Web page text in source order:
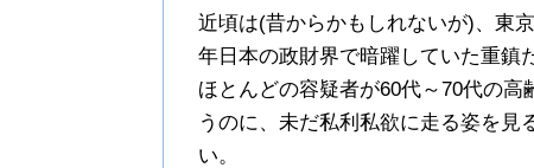
近頃は(昔からかもしれないが)、東
年日本の政財界で暗躍していた重鎮
ほとんどの容疑者が60代～70代の
うのに、未だ私利私欲に走る姿を見
い。